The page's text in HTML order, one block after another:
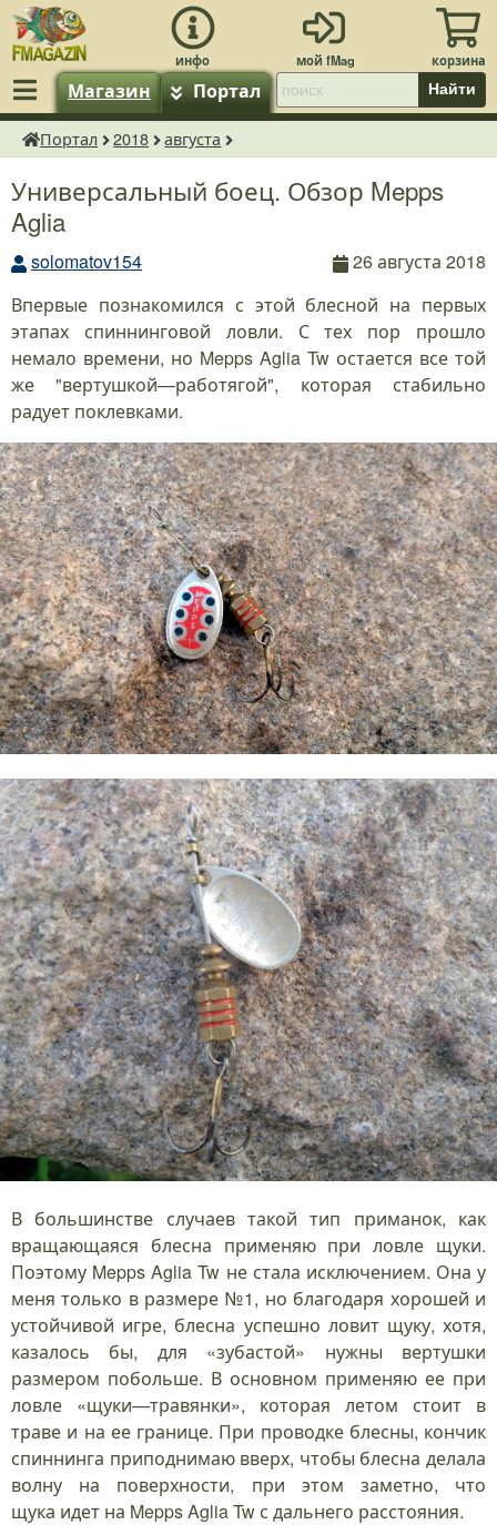
Магазин Портал Найти
fMagazin.ru
Портал 2018 августа
Универсальный боец. Обзор Mepps
Aglia
solomatov154
26 августа 2018
Впервые познакомился с этой блесной на первых
этапах спиннинговой ловли. С тех пор прошло
немало времени, но Mepps Aglia Tw остается все той
же "вертушкой—работягой", которая стабильно
радует поклевками.
В большинстве случаев такой тип приманок, как
вращающаяся блесна применяю при ловле щуки.
Поэтому Mepps Aglia Tw не стала исключением. Она у
меня только в размере №1, но благодаря хорошей и
устойчивой игре, блесна успешно ловит щуку, хотя,
казалось бы, для «зубастой» нужны вертушки
размером побольше. В основном применяю ее при
ловле «щуки—травянки», которая летом стоит в
траве и на ее границе. При проводке блесны, кончик
спиннинга приподнимаю вверх, чтобы блесна делала
волну на поверхности, при этом заметно, что
щука идет на Mepps Aglia Tw с дальнего расстояния.